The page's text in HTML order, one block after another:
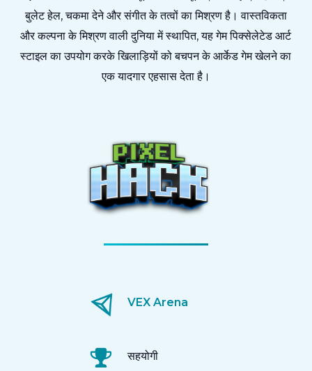
VEX Arena
सहयोगी
बुलेट हेल, चकमा देने और संगीत के तत्वों का मिश्रण है। वास्तविकता
और कल्पना के मिश्रण वाली दुनिया में स्थापित, यह गेम पिक्सेलेटेड आर्ट
स्टाइल का उपयोग करके खिलाड़ियों को बचपन के आर्केड गेम खेलने का
एक यादगार एहसास देता है।